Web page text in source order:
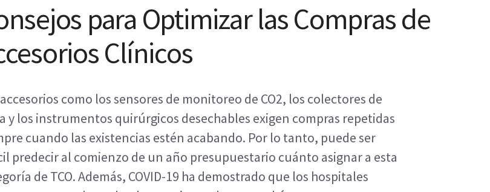
para Optimizar las Compras de
Clínicos
como los sensores de monitoreo de CO2, los colectores de
y los instrumentos quirúrgicos desechables exigen compras repetidas
cuando las existencias estén acabando. Por lo tanto, puede ser
predecir al comienzo de un año presupuestario cuánto asignar a esta
de TCO. Además, COVID-19 ha demostrado que los hospitales